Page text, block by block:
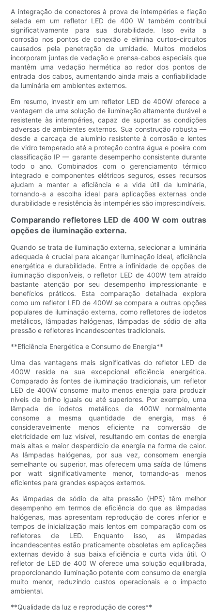
A integração de conectores à prova de intempéries e fiação
selada em um refletor LED de 400 W também contribui
significativamente para sua durabilidade. Isso evita a
corrosão nos pontos de conexão e elimina curtos-circuitos
causados ​​pela penetração de umidade. Muitos modelos
incorporam juntas de vedação e prensa-cabos especiais que
mantêm uma vedação hermética ao redor dos pontos de
entrada dos cabos, aumentando ainda mais a confiabilidade
da luminária em ambientes externos.
Em resumo, investir em um refletor LED de 400W oferece a
vantagem de uma solução de iluminação altamente durável e
resistente às intempéries, capaz de suportar as condições
adversas de ambientes externos. Sua construção robusta —
desde a carcaça de alumínio resistente à corrosão e lentes
de vidro temperado até a proteção contra água e poeira com
classificação IP — garante desempenho consistente durante
todo o ano. Combinados com o gerenciamento térmico
integrado e componentes elétricos seguros, esses recursos
ajudam a manter a eficiência e a vida útil da luminária,
tornando-a a escolha ideal para aplicações externas onde
durabilidade e resistência às intempéries são imprescindíveis.
Comparando refletores LED de 400 W com outras
opções de iluminação externa.
Quando se trata de iluminação externa, selecionar a luminária
adequada é crucial para alcançar iluminação ideal, eficiência
energética e durabilidade. Entre a infinidade de opções de
iluminação disponíveis, o refletor LED de 400W tem atraído
bastante atenção por seu desempenho impressionante e
benefícios práticos. Esta comparação detalhada explora
como um refletor LED de 400W se compara a outras opções
populares de iluminação externa, como refletores de iodetos
metálicos, lâmpadas halógenas, lâmpadas de sódio de alta
pressão e refletores incandescentes tradicionais.
**Eficiência Energética e Consumo de Energia**
Uma das vantagens mais significativas do refletor LED de
400W reside na sua excepcional eficiência energética.
Comparado às fontes de iluminação tradicionais, um refletor
LED de 400W consome muito menos energia para produzir
níveis de brilho iguais ou até superiores. Por exemplo, uma
lâmpada de iodetos metálicos de 400W normalmente
consome a mesma quantidade de energia, mas é
consideravelmente menos eficiente na conversão de
eletricidade em luz visível, resultando em contas de energia
mais altas e maior desperdício de energia na forma de calor.
As lâmpadas halógenas, por sua vez, consomem energia
semelhante ou superior, mas oferecem uma saída de lúmens
por watt significativamente menor, tornando-as menos
eficientes para grandes espaços externos.
As lâmpadas de sódio de alta pressão (HPS) têm melhor
desempenho em termos de eficiência do que as lâmpadas
halógenas, mas apresentam reprodução de cores inferior e
tempos de inicialização mais lentos em comparação com os
refletores de LED. Enquanto isso, as lâmpadas
incandescentes estão praticamente obsoletas em aplicações
externas devido à sua baixa eficiência e curta vida útil. O
refletor de LED de 400 W oferece uma solução equilibrada,
proporcionando iluminação potente com consumo de energia
muito menor, reduzindo custos operacionais e o impacto
ambiental.
**Qualidade da luz e reprodução de cores**